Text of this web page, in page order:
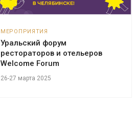
МЕРОПРИЯТИЯ
Уральский форум
рестораторов и отельеров
Welcome Forum
26-27 марта 2025